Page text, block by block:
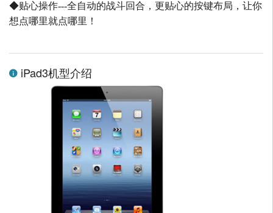
◆贴心操作---全自动的战斗回合，更贴心的按键布局，让你
想点哪里就点哪里！
iPad3机型介绍